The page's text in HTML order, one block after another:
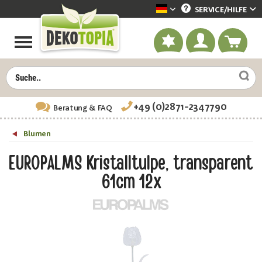
Dekotopia deutsch
SERVICE/HILFE
Beratung& FAQ +49 (0)2871-2347790
Blumen
EUROPALMS Kristalltulpe, transparent
61cm 12x